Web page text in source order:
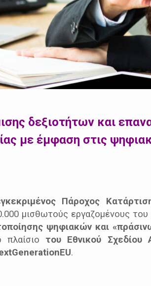
δεξιοτήτων και
με έμφαση στις
Πάροχος
μισθωτούς εργαζομένους του
ψηφιακών και
πλαίσιο του Εθνικού Σχεδίου
.